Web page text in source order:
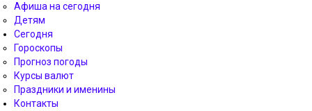
Афиша на сегодня
Детям
Сегодня
Гороскопы
Прогноз погоды
Курсы валют
Праздники и именины
Контакты